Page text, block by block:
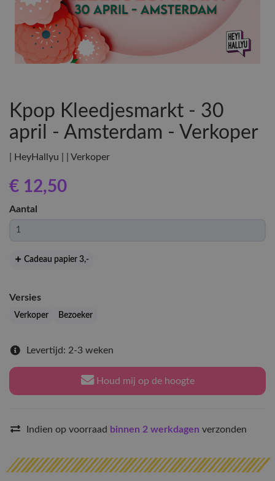
Kpop Kleedjesmarkt - 30
april - Amsterdam - Verkoper
| HeyHallyu | | Verkoper
€ 12,50
Aantal
Cadeau papier 3,-
Versies
Verkoper Bezoeker
Levertijd: 2-3 weken
Houd mij op de hoogte
Indien op voorraad binnen 2 werkdagen verzonden